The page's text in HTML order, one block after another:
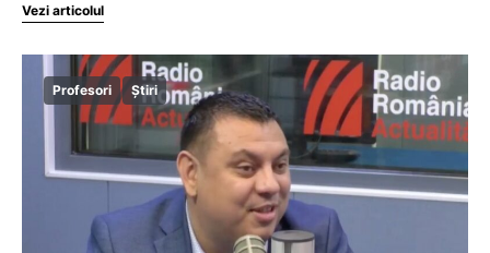
Vezi articolul
Profesori Știri